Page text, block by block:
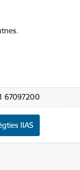
67097200
IIAS